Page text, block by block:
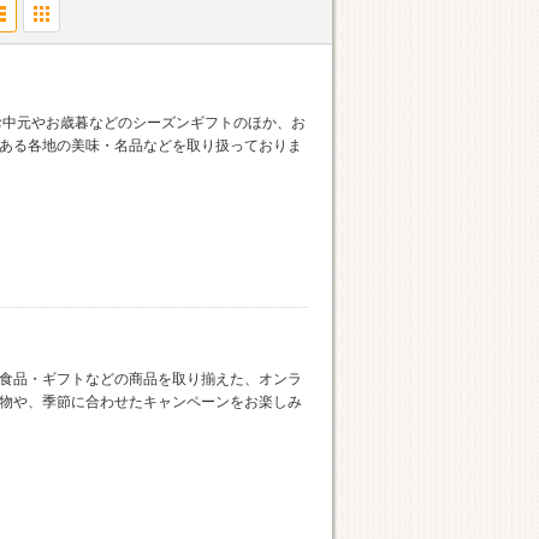
元やお歳暮などのシーズンギフトのほか、お
る各地の美味・名品などを取り扱っておりま
品・ギフトなどの商品を取り揃えた、オンラ
や、季節に合わせたキャンペーンをお楽しみ